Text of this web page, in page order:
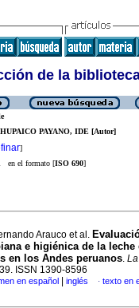
de la
PAYANO, IDE [Autor]
]
en el formato [ISO 690]
Arauco et al.
e higiénica de la
en los Andes peruanos.
ISSN 1390-8596
en español inglés · texto en